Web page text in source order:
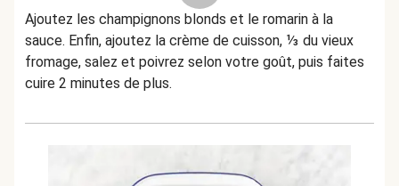
Ajoutez les champignons blonds et le romarin à la
sauce. Enfin, ajoutez la crème de cuisson, ⅓ du vieux
fromage, salez et poivrez selon votre goût, puis faites
cuire 2 minutes de plus.